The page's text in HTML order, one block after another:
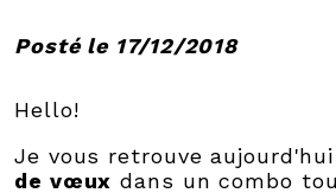
Posté le 17/12/2018
Hello!
Je vous retrouve
de vœux dans un combo